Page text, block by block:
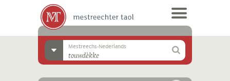
Mestreechs-Nederlands